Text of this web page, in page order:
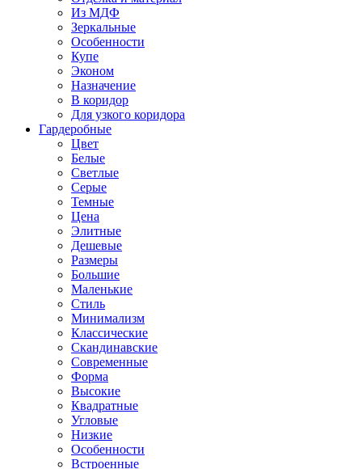
Из МДФ
Зеркальные
Особенности
Купе
Эконом
Назначение
В коридор
Для узкого коридора
Гардеробные
Цвет
Белые
Светлые
Серые
Темные
Цена
Элитные
Дешевые
Размеры
Большие
Маленькие
Стиль
Минимализм
Классические
Скандинавские
Современные
Форма
Высокие
Квадратные
Угловые
Низкие
Особенности
Встроенные